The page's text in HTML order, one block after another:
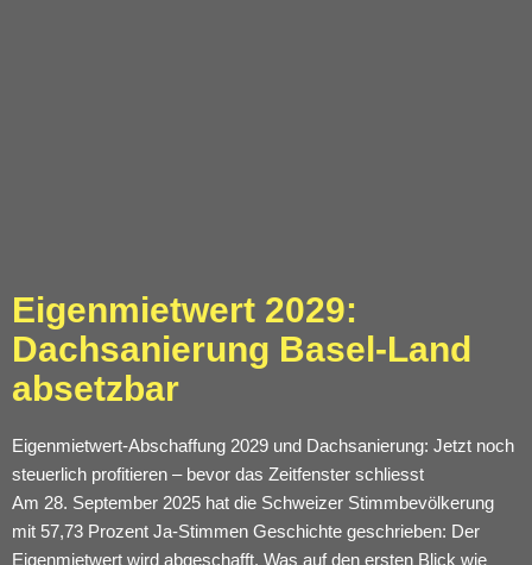
Eigenmietwert 2029:
Dachsanierung Basel-Land
absetzbar
Eigenmietwert-Abschaffung 2029 und Dachsanierung: Jetzt noch
steuerlich profitieren – bevor das Zeitfenster schliesst
Am 28. September 2025 hat die Schweizer Stimmbevölkerung
mit 57,73 Prozent Ja-Stimmen Geschichte geschrieben: Der
Eigenmietwert wird abgeschafft. Was auf den ersten Blick wie